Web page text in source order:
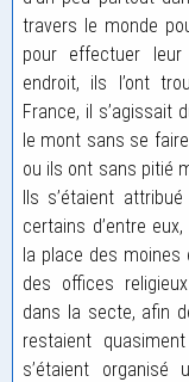
travers le monde
pour effectuer
endroit, ils l’ont
France, il s’agissait
le mont sans se
ou ils ont sans pitié
Ils s’étaient
certains d’entre
la place des
des offices
dans la secte, afin
restaient
s’étaient